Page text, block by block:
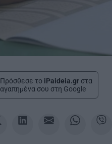
Πρόσθεσε το iPaideia.gr στα
αγαπημένα σου στη Google